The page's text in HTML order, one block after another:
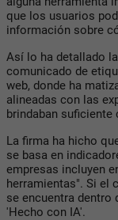
que los usuarios
información sobre
Así lo ha detallado
comunicado de
web, donde ha
alineadas con las
brindaban suficiente
La firma ha hicho
se basa en
empresas incluyen
herramientas". Si el
se encuentra dentro
'Hecho con IA'.